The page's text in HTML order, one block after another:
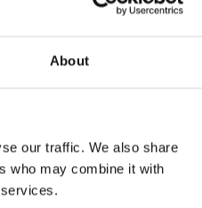
About
our traffic. We also share
who may combine it with
o fuera
cantidad